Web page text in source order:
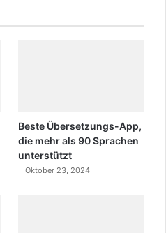
Beste Übersetzungs-App,
die mehr als 90 Sprachen
unterstützt
Oktober 23, 2024